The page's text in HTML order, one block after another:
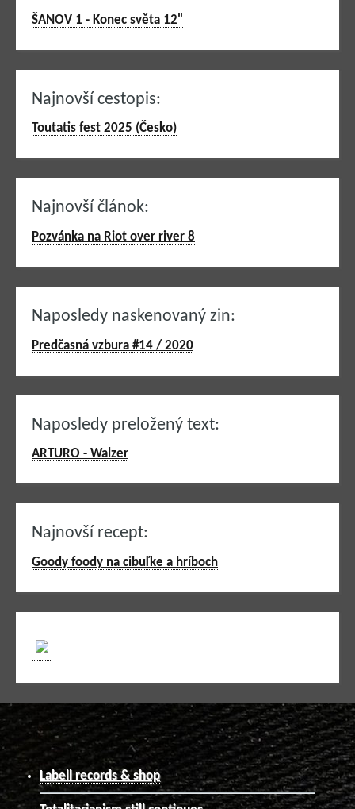
ŠANOV 1 - Konec světa 12"
Najnovší cestopis:
Toutatis fest 2025 (Česko)
Najnovší článok:
Pozvánka na Riot over river 8
Naposledy naskenovaný zin:
Predčasná vzbura #14 / 2020
Naposledy preložený text:
ARTURO - Walzer
Najnovší recept:
Goody foody na cibuľke a hríboch
Labell records & shop